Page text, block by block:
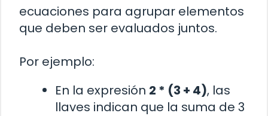
ecuaciones para agrupar elementos
que deben ser evaluados juntos.
Por ejemplo:
En la expresión 2 * (3 + 4), las
llaves indican que la suma de 3